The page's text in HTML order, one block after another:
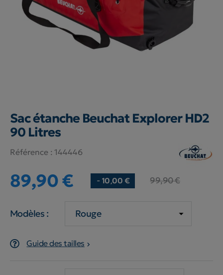
Sac étanche Beuchat Explorer HD2
90 Litres
Référence : 144446
89,90 € - 10,00 € 99,90 €
Modèles :
Guide des tailles